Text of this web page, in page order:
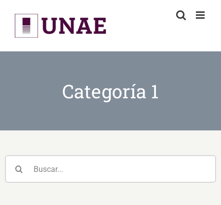
content
Categoría 1